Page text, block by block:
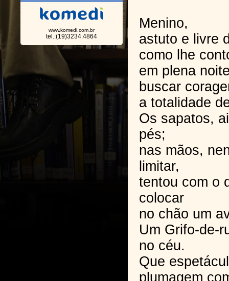
www.komedi.com.br
tel.:(19)3234.4864
Menino,
astuto e livre
como lhe
em plena
buscar
a totalidade
Os sapatos,
pés;
nas mãos,
limitar,
tentou com o
colocar
no chão um
Um Grifo-de-
no céu.
Que
plumagem